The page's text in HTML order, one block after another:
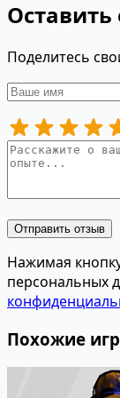
Оставить
Поделитесь
Отправить отзыв
Нажимая
персональных
Похожие